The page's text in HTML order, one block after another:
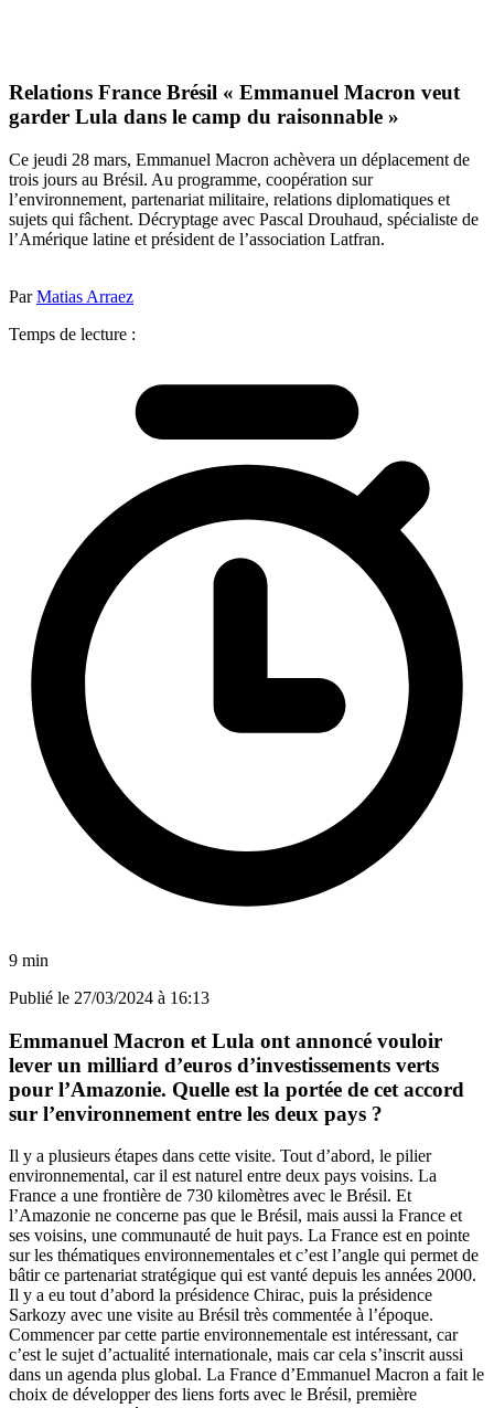
Relations France Brésil « Emmanuel Macron veut
garder Lula dans le camp du raisonnable »
Ce jeudi 28 mars, Emmanuel Macron achèvera un déplacement de
trois jours au Brésil. Au programme, coopération sur
l’environnement, partenariat militaire, relations diplomatiques et
sujets qui fâchent. Décryptage avec Pascal Drouhaud, spécialiste de
l’Amérique latine et président de l’association Latfran.
ParMatias Arraez
Temps de lecture :
9 min
Publié le 27/03/2024 à 16:13
Emmanuel Macron et Lula ont annoncé vouloir
lever un milliard d’euros d’investissements verts
pour l’Amazonie. Quelle est la portée de cet accord
sur l’environnement entre les deux pays ?
Il y a plusieurs étapes dans cette visite. Tout d’abord, le pilier
environnemental, car il est naturel entre deux pays voisins. La
France a une frontière de 730 kilomètres avec le Brésil. Et
l’Amazonie ne concerne pas que le Brésil, mais aussi la France et
ses voisins, une communauté de huit pays. La France est en pointe
sur les thématiques environnementales et c’est l’angle qui permet de
bâtir ce partenariat stratégique qui est vanté depuis les années 2000.
Il y a eu tout d’abord la présidence Chirac, puis la présidence
Sarkozy avec une visite au Brésil très commentée à l’époque.
Commencer par cette partie environnementale est intéressant, car
c’est le sujet d’actualité internationale, mais car cela s’inscrit aussi
dans un agenda plus global. La France d’Emmanuel Macron a fait le
choix de développer des liens forts avec le Brésil, première